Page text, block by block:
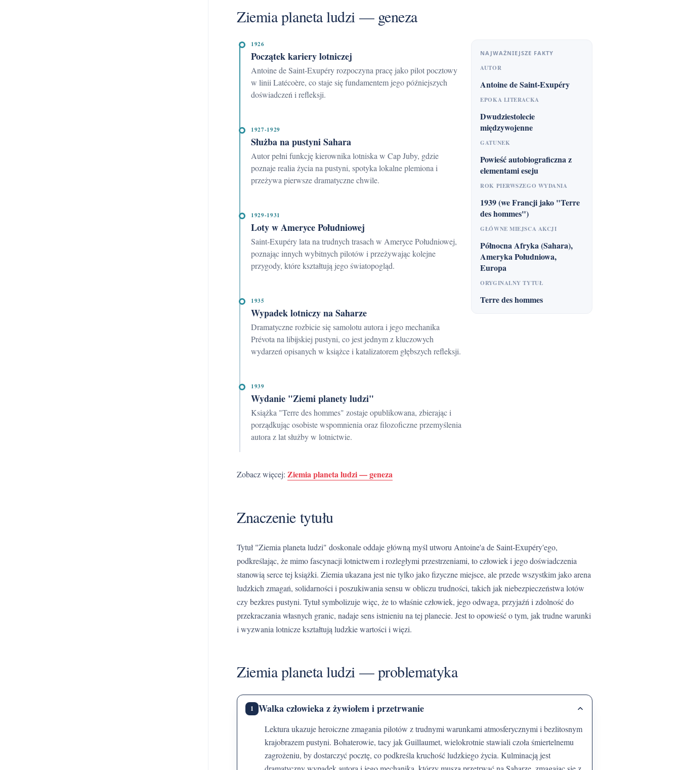
Ziemia planeta ludzi — geneza
1926
Początek kariery lotniczej
Antoine de Saint-Exupéry rozpoczyna pracę jako pilot pocztowy
w linii Latécoère, co staje się fundamentem jego późniejszych
doświadczeń i refleksji.
1927-1929
Służba na pustyni Sahara
Autor pełni funkcję kierownika lotniska w Cap Juby, gdzie
poznaje realia życia na pustyni, spotyka lokalne plemiona i
przeżywa pierwsze dramatyczne chwile.
1929-1931
Loty w Ameryce Południowej
Saint-Exupéry lata na trudnych trasach w Ameryce Południowej,
poznając innych wybitnych pilotów i przeżywając kolejne
przygody, które kształtują jego światopogląd.
1935
Wypadek lotniczy na Saharze
Dramatyczne rozbicie się samolotu autora i jego mechanika
Prévota na libijskiej pustyni, co jest jednym z kluczowych
wydarzeń opisanych w książce i katalizatorem głębszych refleksji.
1939
Wydanie "Ziemi planety ludzi"
Książka "Terre des hommes" zostaje opublikowana, zbierając i
porządkując osobiste wspomnienia oraz filozoficzne przemyślenia
autora z lat służby w lotnictwie.
NAJWAŻNIEJSZE FAKTY
AUTOR
Antoine de Saint-Exupéry
EPOKA LITERACKA
Dwudziestolecie
międzywojenne
GATUNEK
Powieść autobiograficzna z
elementami eseju
ROK PIERWSZEGO WYDANIA
1939 (we Francji jako "Terre
des hommes")
GŁÓWNE MIEJSCA AKCJI
Północna Afryka (Sahara),
Ameryka Południowa,
Europa
ORYGINALNY TYTUŁ
Terre des hommes
Zobacz więcej: Ziemia planeta ludzi — geneza
Znaczenie tytułu
Tytuł "Ziemia planeta ludzi" doskonale oddaje główną myśl utworu Antoine'a de Saint-Exupéry'ego,
podkreślając, że mimo fascynacji lotnictwem i rozległymi przestrzeniami, to człowiek i jego doświadczenia
stanowią serce tej książki. Ziemia ukazana jest nie tylko jako fizyczne miejsce, ale przede wszystkim jako arena
ludzkich zmagań, solidarności i poszukiwania sensu w obliczu trudności, takich jak niebezpieczeństwa lotów
czy bezkres pustyni. Tytuł symbolizuje więc, że to właśnie człowiek, jego odwaga, przyjaźń i zdolność do
przekraczania własnych granic, nadaje sens istnieniu na tej planecie. Jest to opowieść o tym, jak trudne warunki
i wyzwania lotnicze kształtują ludzkie wartości i więzi.
Ziemia planeta ludzi — problematyka
1 Walka człowieka z żywiołem i przetrwanie
Lektura ukazuje heroiczne zmagania pilotów z trudnymi warunkami atmosferycznymi i bezlitosnym
krajobrazem pustyni. Bohaterowie, tacy jak Guillaumet, wielokrotnie stawiali czoła śmiertelnemu
zagrożeniu, by dostarczyć pocztę, co podkreśla kruchość ludzkiego życia. Kulminacją jest